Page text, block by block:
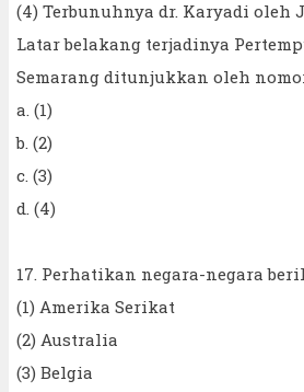
(4) Terbunuhnya dr. Karyadi oleh
Latar belakang terjadinya
Semarang ditunjukkan oleh nomor
a. (1)
b. (2)
c. (3)
d. (4)
17. Perhatikan negara-negara
(1) Amerika Serikat
(2) Australia
(3) Belgia